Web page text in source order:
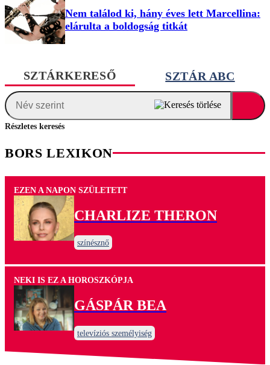
Nem találod ki, hány éves lett Marcellina:
elárulta a boldogság titkát
SZTÁRKERESŐ SZTÁR ABC
Részletes keresés
BORS LEXIKON
EZEN A NAPON SZÜLETETT
CHARLIZE THERON
színésznő
NEKI IS EZ A HOROSZKÓPJA
GÁSPÁR BEA
televíziós személyiség